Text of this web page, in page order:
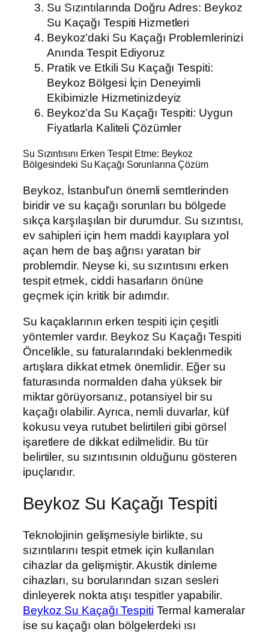
Su Sızıntılarında Doğru Adres: Beykoz
Su Kaçağı Tespiti Hizmetleri
Beykoz’daki Su Kaçağı Problemlerinizi
Anında Tespit Ediyoruz
Pratik ve Etkili Su Kaçağı Tespiti:
Beykoz Bölgesi İçin Deneyimli
Ekibimizle Hizmetinizdeyiz
Beykoz’da Su Kaçağı Tespiti: Uygun
Fiyatlarla Kaliteli Çözümler
Su Sızıntısını Erken Tespit Etme: Beykoz
Bölgesindeki Su Kaçağı Sorunlarına Çözüm
Beykoz, İstanbul’un önemli semtlerinden
biridir ve su kaçağı sorunları bu bölgede
sıkça karşılaşılan bir durumdur. Su sızıntısı,
ev sahipleri için hem maddi kayıplara yol
açan hem de baş ağrısı yaratan bir
problemdir. Neyse ki, su sızıntısını erken
tespit etmek, ciddi hasarların önüne
geçmek için kritik bir adımdır.
Su kaçaklarının erken tespiti için çeşitli
yöntemler vardır. Beykoz Su Kaçağı Tespiti
Öncelikle, su faturalarındaki beklenmedik
artışlara dikkat etmek önemlidir. Eğer su
faturasında normalden daha yüksek bir
miktar görüyorsanız, potansiyel bir su
kaçağı olabilir. Ayrıca, nemli duvarlar, küf
kokusu veya rutubet belirtileri gibi görsel
işaretlere de dikkat edilmelidir. Bu tür
belirtiler, su sızıntısının olduğunu gösteren
ipuçlarıdır.
Beykoz Su Kaçağı Tespiti
Teknolojinin gelişmesiyle birlikte, su
sızıntılarını tespit etmek için kullanılan
cihazlar da gelişmiştir. Akustik dinleme
cihazları, su borularından sızan sesleri
dinleyerek nokta atışı tespitler yapabilir.
Beykoz Su Kaçağı Tespiti Termal kameralar
ise su kaçağı olan bölgelerdeki ısı